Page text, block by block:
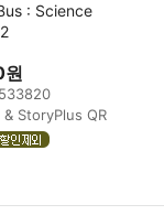
: Science
StoryPlus QR